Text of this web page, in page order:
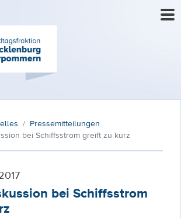
Pressemitteilungen
bei Schiffsstrom greift zu kurz
bei Schiffsstrom